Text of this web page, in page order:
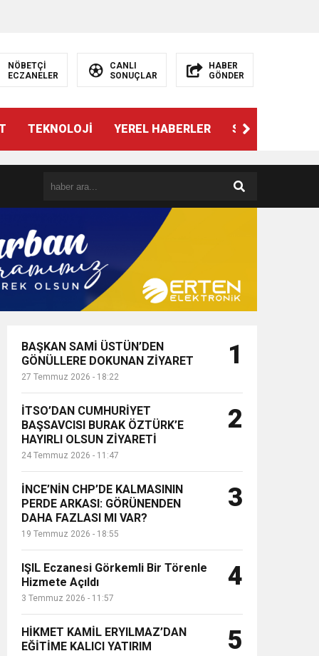
NÖBETÇİ
ECZANELER
CANLI
SONUÇLAR
HABER
GÖNDER
TEKNOLOJİ YEREL HABERLER SPOR
BAŞKAN SAMİ ÜSTÜN’DEN
GÖNÜLLERE DOKUNAN ZİYARET
27 Temmuz 2026 - 18:22
1
İTSO’DAN CUMHURİYET
BAŞSAVCISI BURAK ÖZTÜRK’E
HAYIRLI OLSUN ZİYARETİ
24 Temmuz 2026 - 11:47
2
İNCE’NİN CHP’DE KALMASININ
PERDE ARKASI: GÖRÜNENDEN
DAHA FAZLASI MI VAR?
19 Temmuz 2026 - 18:55
3
IŞIL Eczanesi Görkemli Bir Törenle
Hizmete Açıldı
3 Temmuz 2026 - 11:57
4
HİKMET KAMİL ERYILMAZ’DAN
EĞİTİME KALICI YATIRIM
5